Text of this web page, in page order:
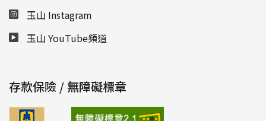
玉山 Instagram
玉山 YouTube頻道
存款保險 / 無障礙標章